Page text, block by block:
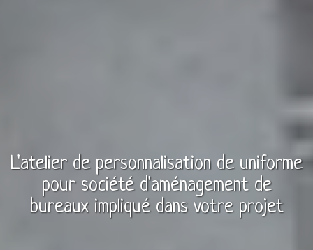
L'atelier de personnalisation de uniforme
pour société d'aménagement de
bureauximpliqué dans votre projet